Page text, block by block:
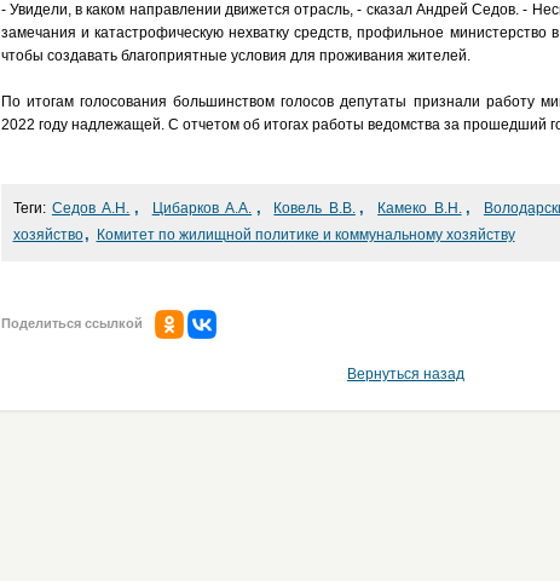
- Увидели, в каком направлении движется отрасль, - сказал Андрей Седов. -
замечания и катастрофическую нехватку средств, профильное министерство
чтобы создавать благоприятные условия для проживания жителей.
По итогам голосования большинством голосов депутаты признали работу
2022 году надлежащей. С отчетом об итогах работы ведомства за прошедший
Теги: Седов А.Н. , Цибарков А.А. , Ковель В.В. , Камеко В.Н. ,
хозяйство, Комитет по жилищной политике и коммунальному хозяйству
Поделиться ссылкой
Вернуться назад